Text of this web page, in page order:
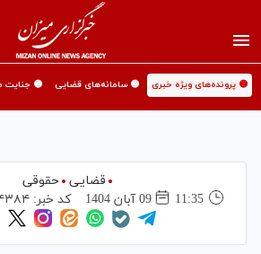
🟡 پرونده‌های ویژه خبری 🟡 سامانه‌های قضایی 🟡 جنایت
قضایی حقوقی
11:35
09 آبان 1404 کد خبر: